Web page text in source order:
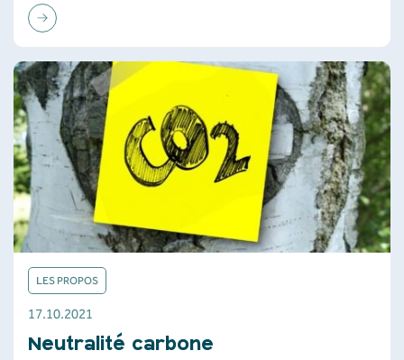
LES PROPOS
17.10.2021
Neutralité carbone